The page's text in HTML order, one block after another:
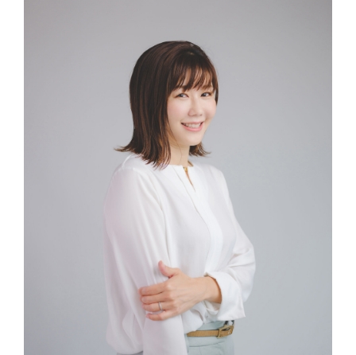
個人情報保護方針